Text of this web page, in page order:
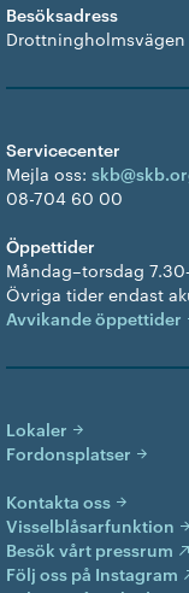
Besöksadress
Servicecenter
Mejla oss:
08-704 60 00
Öppettider
Måndag–torsdag
Övriga tider endast
Avvikande öppettider
Lokaler
Fordonsplatser
Kontakta oss
Visselblåsarfunktion
Besök vårt pressrum
Följ oss på Instagram